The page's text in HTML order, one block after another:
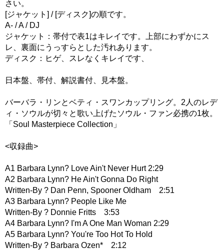
さい。
[ジャケット] / [ディスク]の順です。
A- / A / DJ
ジャケット：帯付で表1はキレイです。上部にわずかにス
レ、裏面にうっすらとした汚れあります。
ディスク：ヒゲ、スレなくキレイです、
日本盤、帯付、解説書付、見本盤。
バーバラ・リンとベティ・スワンカップリング。2人のレデ
ィ・ソウルが切々と歌い上げたソウル・ファン必携の1枚。
「Soul Masterpiece Collection」
<収録曲>
A1 Barbara Lynn? Love Ain't Never Hurt 2:29
A2 Barbara Lynn? He Ain't Gonna Do Right
Written-By ? Dan Penn, Spooner Oldham 2:51
A3 Barbara Lynn? People Like Me
Written-By ? Donnie Fritts 3:53
A4 Barbara Lynn? I'm A One Man Woman 2:29
A5 Barbara Lynn? You're Too Hot To Hold
Written-By ? Barbara Ozen* 2:12